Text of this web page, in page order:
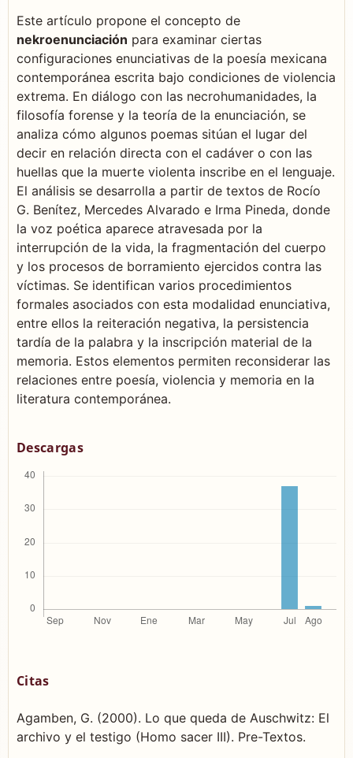
Este artículo propone el concepto de
nekroenunciación para examinar ciertas
configuraciones enunciativas de la poesía mexicana
contemporánea escrita bajo condiciones de violencia
extrema. En diálogo con las necrohumanidades, la
filosofía forense y la teoría de la enunciación, se
analiza cómo algunos poemas sitúan el lugar del
decir en relación directa con el cadáver o con las
huellas que la muerte violenta inscribe en el lenguaje.
El análisis se desarrolla a partir de textos de Rocío
G. Benítez, Mercedes Alvarado e Irma Pineda, donde
la voz poética aparece atravesada por la
interrupción de la vida, la fragmentación del cuerpo
y los procesos de borramiento ejercidos contra las
víctimas. Se identifican varios procedimientos
formales asociados con esta modalidad enunciativa,
entre ellos la reiteración negativa, la persistencia
tardía de la palabra y la inscripción material de la
memoria. Estos elementos permiten reconsiderar las
relaciones entre poesía, violencia y memoria en la
literatura contemporánea.
Descargas
Citas
Agamben, G. (2000). Lo que queda de Auschwitz: El
archivo y el testigo (Homo sacer III). Pre-Textos.